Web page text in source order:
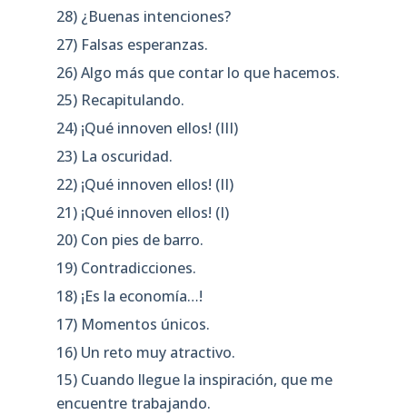
28) ¿Buenas intenciones?
27) Falsas esperanzas.
26) Algo más que contar lo que hacemos.
25) Recapitulando.
24) ¡Qué innoven ellos! (III)
23) La oscuridad.
22) ¡Qué innoven ellos! (II)
21) ¡Qué innoven ellos! (I)
20) Con pies de barro.
19) Contradicciones.
18) ¡Es la economía…!
17) Momentos únicos.
16) Un reto muy atractivo.
15) Cuando llegue la inspiración, que me
encuentre trabajando.